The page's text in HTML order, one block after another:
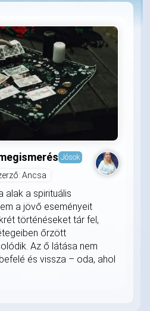
Jósok
Ancsa
alak a spirituális
a jövő eseményeit
történéseket tár fel,
őrzött
Az ő látása nem
és vissza – oda, ahol